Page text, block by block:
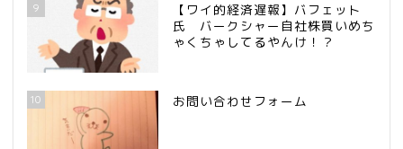
9
【ワイ的経済遅報】バフェット
氏 バークシャー自社株買いめち
ゃくちゃしてるやんけ！？
10 お問い合わせフォーム